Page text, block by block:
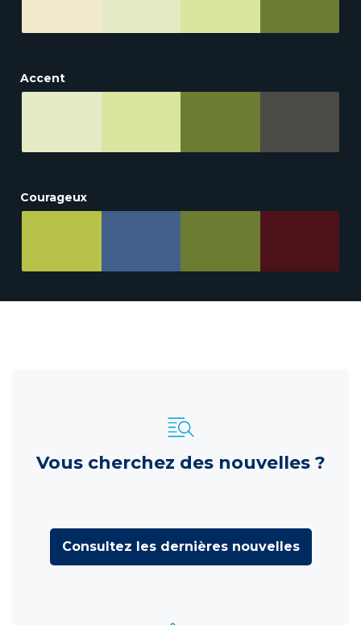
Accent
Courageux
Vous cherchez des nouvelles ?
Consultez les dernières nouvelles